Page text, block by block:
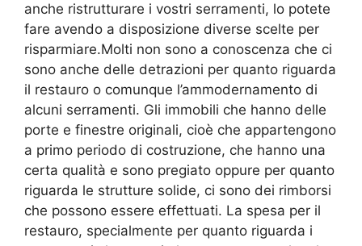
anche ristrutturare i vostri serramenti, lo potete
fare avendo a disposizione diverse scelte per
risparmiare.Molti non sono a conoscenza che ci
sono anche delle detrazioni per quanto riguarda
il restauro o comunque l’ammodernamento di
alcuni serramenti. Gli immobili che hanno delle
porte e finestre originali, cioè che appartengono
a primo periodo di costruzione, che hanno una
certa qualità e sono pregiato oppure per quanto
riguarda le strutture solide, ci sono dei rimborsi
che possono essere effettuati. La spesa per il
restauro, specialmente per quanto riguarda i